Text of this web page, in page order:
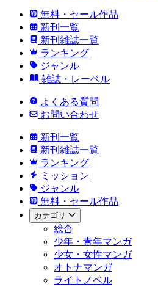
無料・セール作品
新刊一覧
新刊雑誌一覧
ランキング
ジャンル
雑誌・レーベル
よくある質問
お問い合わせ
新刊一覧
新刊雑誌一覧
ランキング
ミッション
ジャンル
無料・セール作品
カテゴリ
総合
少年・青年マンガ
少女・女性マンガ
オトナマンガ
ライトノベル